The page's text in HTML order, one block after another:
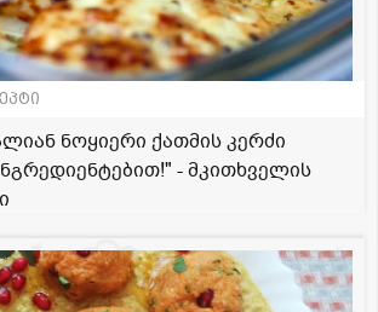
ნოყიერი ქათმის კერძი
- მკითხველის